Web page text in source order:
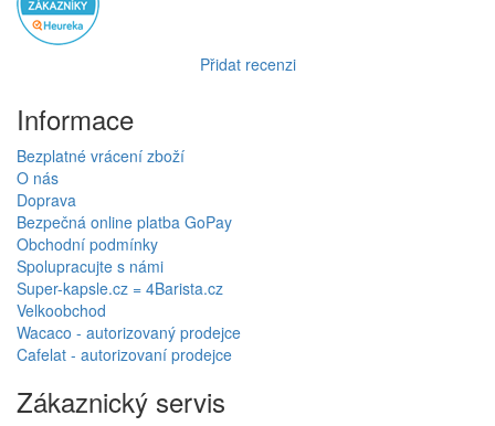
Přidat recenzi
Informace
Bezplatné vrácení zboží
O nás
Doprava
Bezpečná online platba GoPay
Obchodní podmínky
Spolupracujte s námi
Super-kapsle.cz = 4Barista.cz
Velkoobchod
Wacaco - autorizovaný prodejce
Cafelat - autorizovaní prodejce
Zákaznický servis